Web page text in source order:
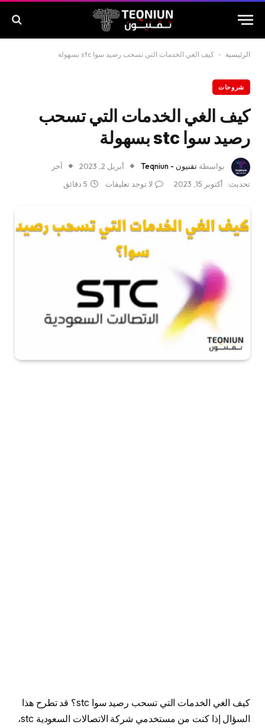
الرئيسية - كيف الغي الخدمات التي تسحب رصيد سوا stc بسهولة
شروحات
كيف الغي الخدمات التي تسحب
رصيد سوا stc بسهولة
بواسطة تقنيون - Teqniun أبريل 2, 2023
آخر
تحديث:
أكتوبر 15, 2023 لا توجد تعليقات 5 دقائق
كيف الغي الخدمات التي تسحب رصيد سوا stc؟ قد تطرح هذا
السؤال إذا كنت من مستخدمي شركة الاتصالات السعودية stc،